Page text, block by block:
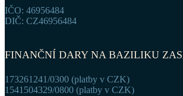
IČO: 46956484
DIČ: CZ46956484
FINANČNÍ DARY NA BAZILIKU
173261241/0300 (platby v CZK)
1541504329/0800 (platby v CZK)